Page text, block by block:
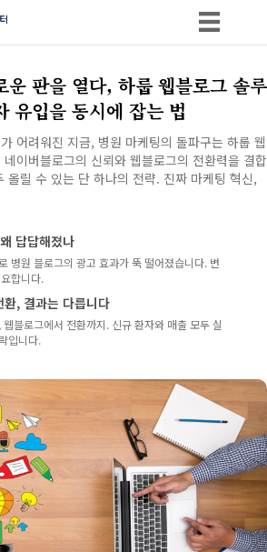
운 판을 열다, 하룹 웹블로그 솔루
유입을 동시에 잡는 법
어려워진 지금, 병원 마케팅의 돌파구는 하룹 웹
이버블로그의 신뢰와 웹블로그의 전환력을 결합
올릴 수 있는 단 하나의 전략. 진짜 마케팅 혁신,
답답해졌나
병원 블로그의 광고 효과가 뚝 떨어졌습니다. 변
합니다.
, 결과는 다릅니다
블로그에서 전환까지. 신규 환자와 매출 모두 실
입니다.